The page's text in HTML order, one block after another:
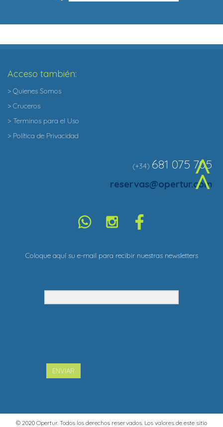
^
Acceso también:
> Quienes Somos
> Cruceros
> Terminos para el Uso
> Política de Privacidad
(+34) 681 075 705
reservas@opertur.com
Coloque aquí su e-mail para recibir nuestras newsletters
ENVIAR
© 2020 Opertur. Todos los derechos reservados. Los valores de este sitio